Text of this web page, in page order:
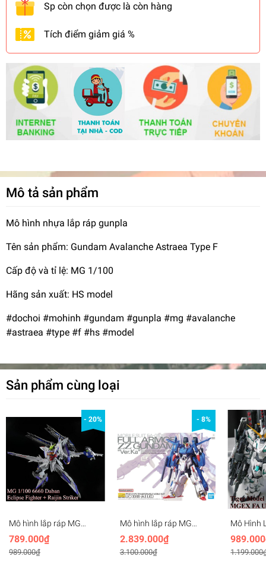
Sp còn chọn được là còn hàng
Tích điểm giảm giá %
Mô tả sản phẩm
Mô hình nhựa lắp ráp gunpla
Tên sản phẩm: Gundam Avalanche Astraea Type F
Cấp độ và tỉ lệ: MG 1/100
Hãng sản xuất: HS model
#dochoi #mohinh #gundam #gunpla #mg #avalanche
#astraea #type #f #hs #model
Sản phẩm cùng loại
- 20%
Mô hình lắp ráp MG
1/100 Eclipse gundam +
Raijin Striker 6660 Daban
789.000₫
989.000₫
- 8%
Mô hình lắp ráp MG
1/100 FULL ARMOR ZZ
GUNDAM Ver.Ka Bandai
2.839.000₫
3.100.000₫
Mô Hình
Full
9903
nước)